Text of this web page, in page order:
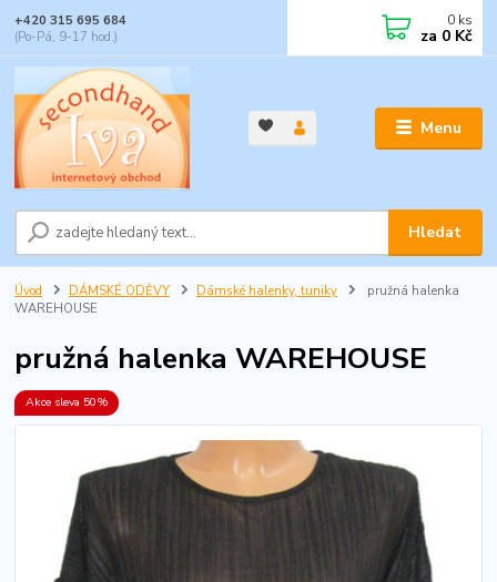
Menu
Hledat
+420 315 695 684
(Po-Pá, 9-17 hod.)
0 ks
za 0 Kč
Úvod DÁMSKÉ ODĚVY Dámské halenky, tuniky
pružná halenka
WAREHOUSE
pružná halenka WAREHOUSE
Akce sleva 50%